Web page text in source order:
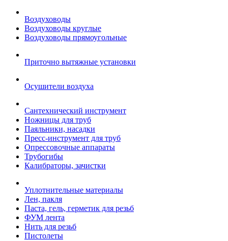
Воздуховоды
Воздуховоды круглые
Воздуховоды прямоугольные
Приточно вытяжные установки
Осушители воздуха
Сантехнический инструмент
Ножницы для труб
Паяльники, насадки
Пресс-инструмент для труб
Опрессовочные аппараты
Трубогибы
Калибраторы, зачистки
Уплотнительные материалы
Лен, пакля
Паста, гель, герметик для резьб
ФУМ лента
Нить для резьб
Пистолеты